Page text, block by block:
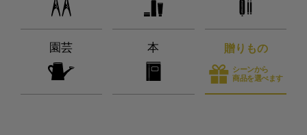
園芸 本 贈りもの
シーンから
商品を選べます